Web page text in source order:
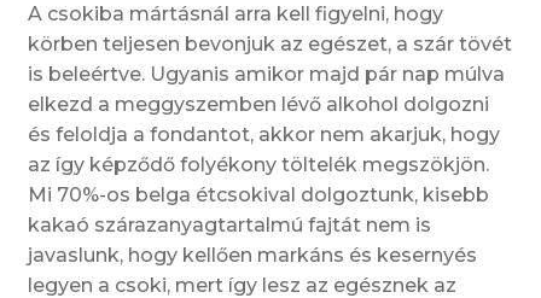
A csokiba mártásnál arra kell figyelni, hogy
körben teljesen bevonjuk az egészet, a szár tövét
is beleértve. Ugyanis amikor majd pár nap múlva
elkezd a meggyszemben lévő alkohol dolgozni
és feloldja a fondantot, akkor nem akarjuk, hogy
az így képződő folyékony töltelék megszökjön.
Mi 70%-os belga étcsokival dolgoztunk, kisebb
kakaó szárazanyagtartalmú fajtát nem is
javaslunk, hogy kellően markáns és kesernyés
legyen a csoki, mert így lesz az egésznek az